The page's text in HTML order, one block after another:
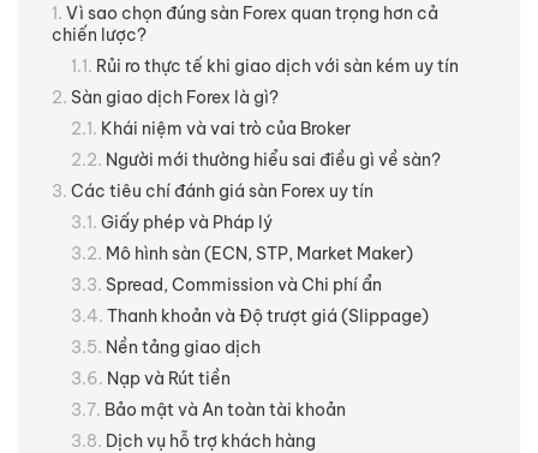
Vì sao chọn đúng sàn Forex quan trọng hơn cả
chiến lược?
Rủi ro thực tế khi giao dịch với sàn kém uy tín
Sàn giao dịch Forex là gì?
Khái niệm và vai trò của Broker
Người mới thường hiểu sai điều gì về sàn?
Các tiêu chí đánh giá sàn Forex uy tín
Giấy phép và Pháp lý
Mô hình sàn (ECN, STP, Market Maker)
Spread, Commission và Chi phí ẩn
Thanh khoản và Độ trượt giá (Slippage)
Nền tảng giao dịch
Nạp và Rút tiền
Bảo mật và An toàn tài khoản
Dịch vụ hỗ trợ khách hàng